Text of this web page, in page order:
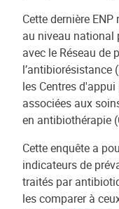
Cette dernière
au niveau national
avec le Réseau de
l’antibiorésistance
les Centres
associées aux
en antibiothérapie
Cette enquête a
indicateurs de
traités par
les comparer à